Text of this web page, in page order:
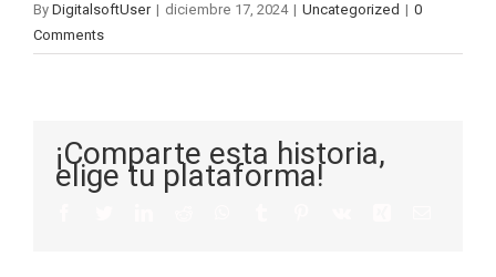
By DigitalsoftUser | diciembre 17, 2024 | Uncategorized | 0
Comments
¡Comparte esta historia,
elige tu plataforma!